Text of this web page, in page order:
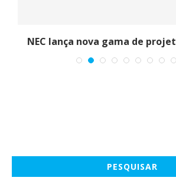
NEC lança nova gama de
PESQUISAR